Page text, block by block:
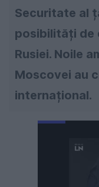
Securitate al
posibilități de
Rusiei. Noile
Moscovei au
internațional.